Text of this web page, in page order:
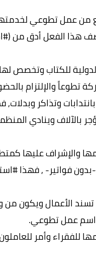
من عمل تطوعي
هذا الفعل أدق من
للكتاب وتخصص
تطوعاً والإلتزام
وتذاكر
بالآلاف وينادي
والإشراف عليها
فواتير- , فهذا
الأعمال ويكون من
عمل تطوعي.
للفقراء وأمر